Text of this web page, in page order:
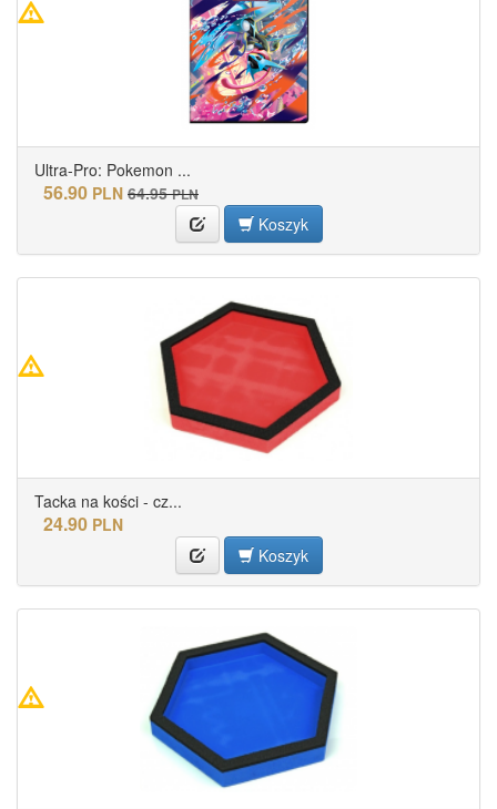
Ultra-Pro: Pokemon ...
56.90 PLN 64.95 PLN
Koszyk
Tacka na kości - cz...
24.90 PLN
Koszyk